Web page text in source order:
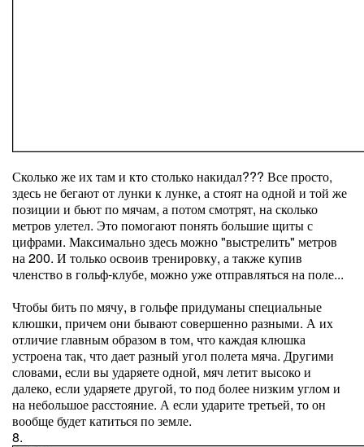
Сколько же их там и кто столько накидал??? Все просто,
здесь не бегают от лунки к лунке, а стоят на одной и той же
позиции и бьют по мячам, а потом смотрят, на сколько
метров улетел. Это помогают понять большие щиты с
цифрами. Максимально здесь можно "выстрелить" метров
на 200. И только освоив тренировку, а также купив
членство в гольф-клубе, можно уже отправляться на поле...
Чтобы бить по мячу, в гольфе придуманы специальные
клюшки, причем они бывают совершенно разными. А их
отличие главным образом в том, что каждая клюшка
устроена так, что дает разный угол полета мяча. Другими
словами, если вы ударяете одной, мяч летит высоко и
далеко, если ударяете другой, то под более низким углом и
на небольшое расстояние. А если ударите третьей, то он
вообще будет катиться по земле.
8.